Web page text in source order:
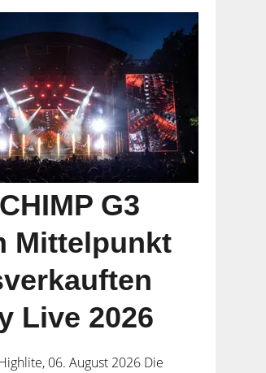
G3
Mittelpunkt
Live 2026
06. August 2026 Die